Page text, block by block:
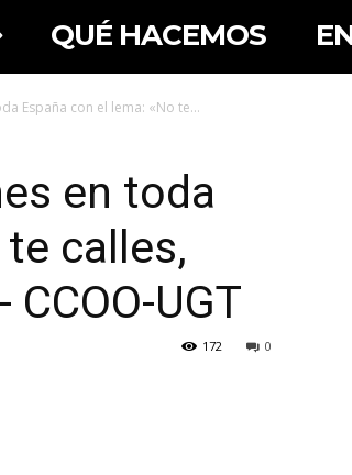
QUÉ HACEMOS
España con el lema: «No te...
en toda
calles,
UGT
0
172